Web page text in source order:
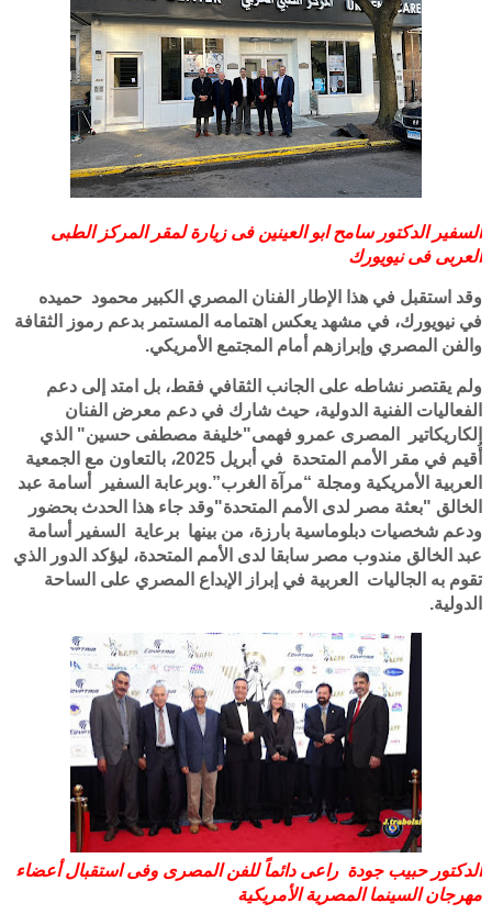
السفير الدكتور سامح ابو العينين فى زيارة لمقر المركز الطبى
العربى فى نيويورك
وقد استقبل في هذا الإطار الفنان المصري الكبير محمود حميده
في نيويورك، في مشهد يعكس اهتمامه المستمر بدعم رموز الثقافة
والفن المصري وإبرازهم أمام المجتمع الأمريكي.
ولم يقتصر نشاطه على الجانب الثقافي فقط، بل امتد إلى دعم
الفعاليات الفنية الدولية، حيث شارك في دعم معرض الفنان
الكاريكاتير المصرى عمرو فهمى"خليفة مصطفى حسين" الذي
أُقيم في مقر الأمم المتحدة في أبريل 2025، بالتعاون مع الجمعية
العربية الأمريكية ومجلة “مرآة الغرب”.وبرعابة السفير أسامة عبد
الخالق "بعثة مصر لدى الأمم المتحدة"وقد جاء هذا الحدث بحضور
ودعم شخصيات دبلوماسية بارزة، من بينها برعاية السفير أسامة
عبد الخالق مندوب مصر سابقا لدى الأمم المتحدة، ليؤكد الدور الذي
تقوم به الجاليات العربية في إبراز الإبداع المصري على الساحة
الدولية.
الدكتور حبيب جودة راعى دائماً للفن المصرى وفى استقبال أعضاء
مهرجان السينما المصرية الأمريكية